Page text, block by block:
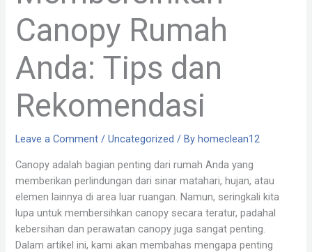
Canopy Rumah
Anda: Tips dan
Rekomendasi
Leave a Comment /Uncategorized / By homeclean12
Canopy adalah bagian penting dari rumah Anda yang
memberikan perlindungan dari sinar matahari, hujan, atau
elemen lainnya di area luar ruangan. Namun, seringkali kita
lupa untuk membersihkan canopy secara teratur, padahal
kebersihan dan perawatan canopy juga sangat penting.
Dalam artikel ini, kami akan membahas mengapa penting